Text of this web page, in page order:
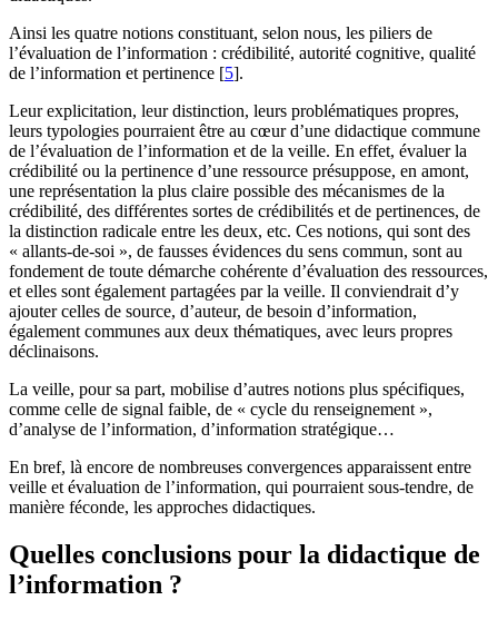
Ainsi les quatre notions constituant, selon nous, les piliers de
l’évaluation de l’information : crédibilité, autorité cognitive, qualité
de l’information et pertinence [5].
Leur explicitation, leur distinction, leurs problématiques propres,
leurs typologies pourraient être au cœur d’une didactique commune
de l’évaluation de l’information et de la veille. En effet, évaluer la
crédibilité ou la pertinence d’une ressource présuppose, en amont,
une représentation la plus claire possible des mécanismes de la
crédibilité, des différentes sortes de crédibilités et de pertinences, de
la distinction radicale entre les deux, etc. Ces notions, qui sont des
« allants-de-soi », de fausses évidences du sens commun, sont au
fondement de toute démarche cohérente d’évaluation des ressources,
et elles sont également partagées par la veille. Il conviendrait d’y
ajouter celles de source, d’auteur, de besoin d’information,
également communes aux deux thématiques, avec leurs propres
déclinaisons.
La veille, pour sa part, mobilise d’autres notions plus spécifiques,
comme celle de signal faible, de « cycle du renseignement »,
d’analyse de l’information, d’information stratégique…
En bref, là encore de nombreuses convergences apparaissent entre
veille et évaluation de l’information, qui pourraient sous-tendre, de
manière féconde, les approches didactiques.
Quelles conclusions pour la didactique de
l’information ?